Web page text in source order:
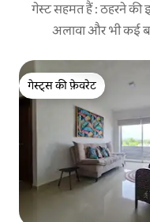
गेस्ट सहमत हैं : ठहरने
अलावा और भी कई
गेस्ट्स की फ़ेवरेट
गेस्ट्स की फ़ेवरेट